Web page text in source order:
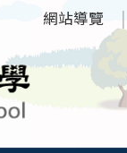
網站導覽